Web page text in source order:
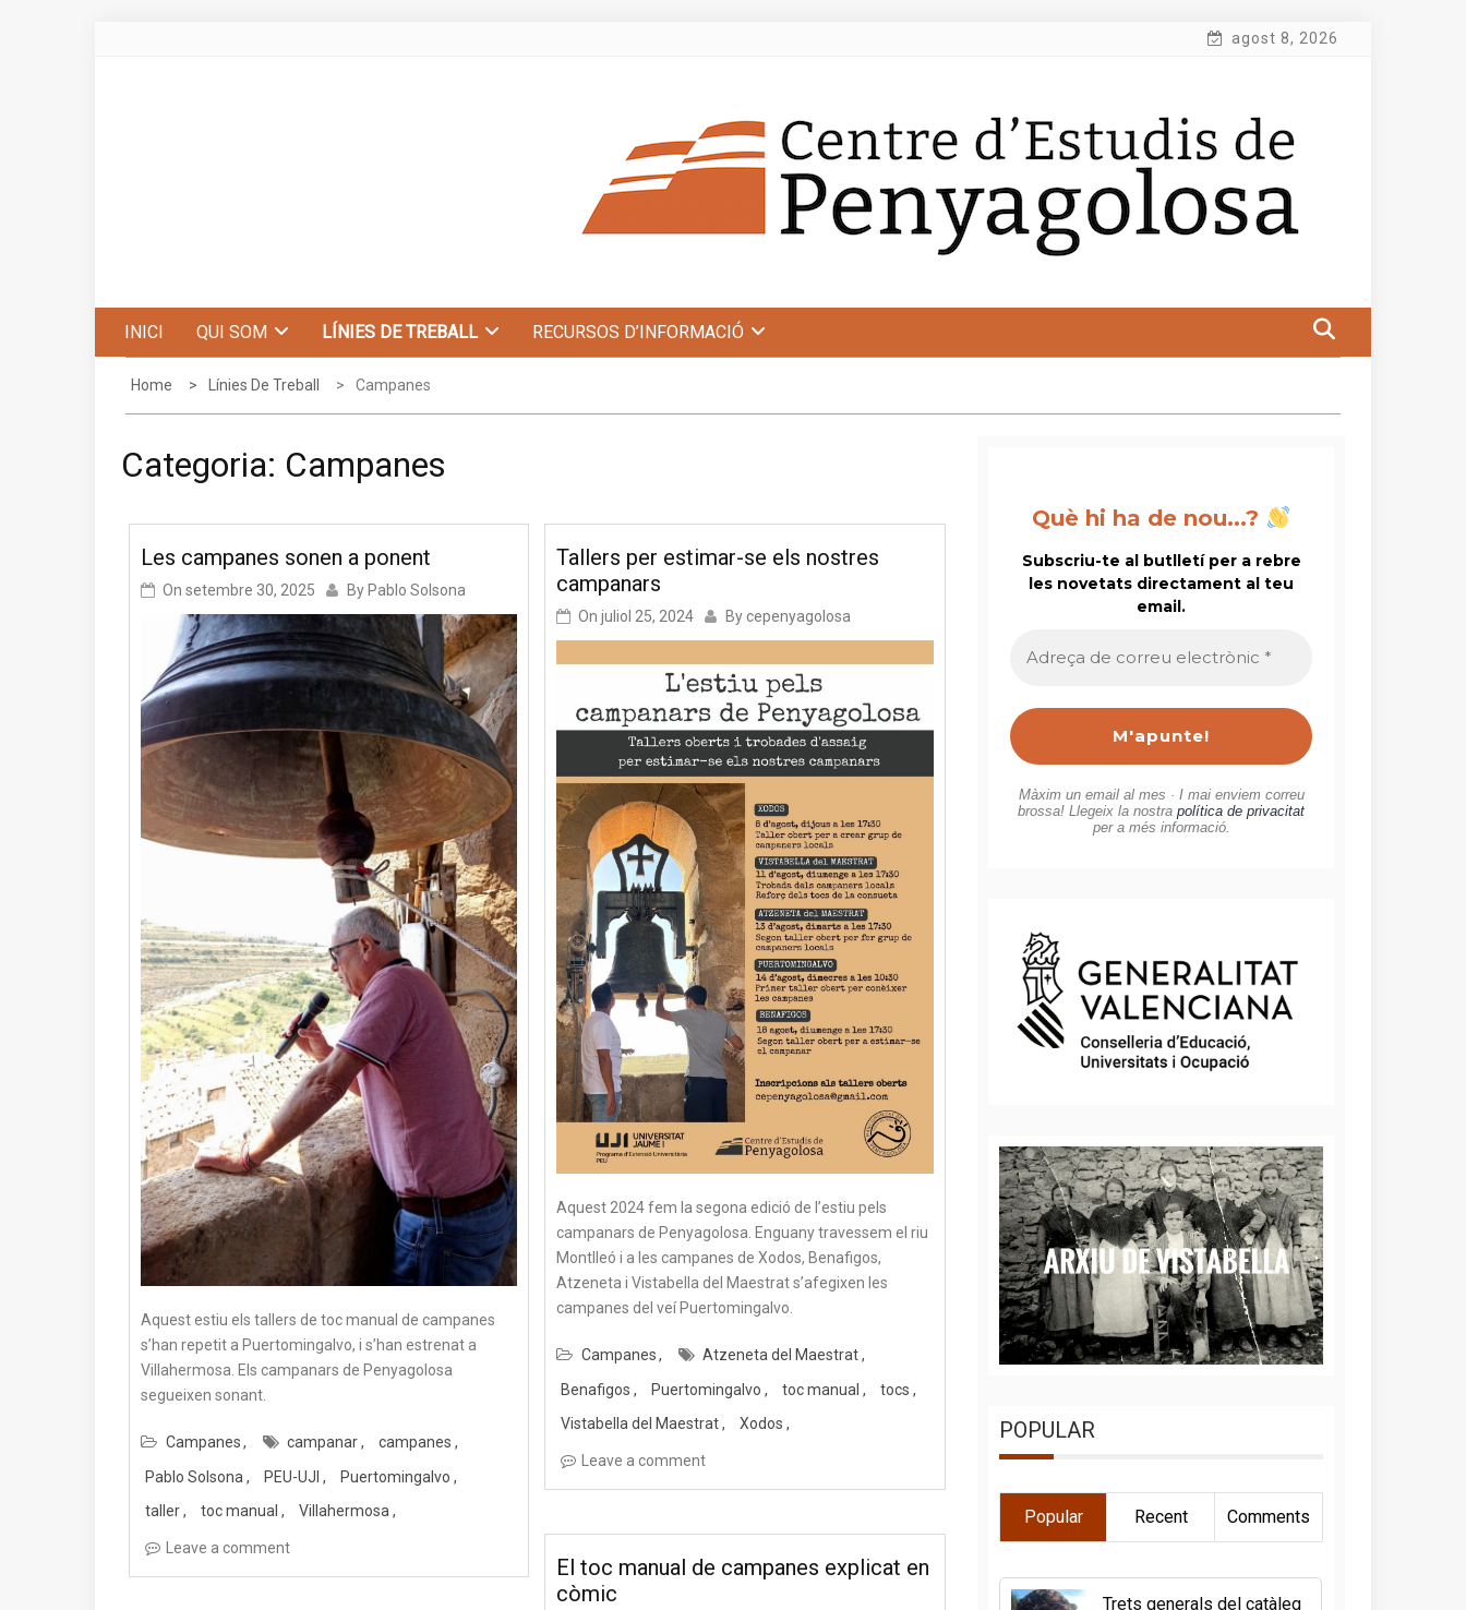
agost 8, 2026
INICI QUI SOM LÍNIES DE TREBALL RECURSOS D’INFORMACIÓ
Home Línies De Treball Campanes
Categoria: Campanes
Les campanes sonen a ponent
On setembre 30, 2025 By Pablo Solsona
Aquest estiu els tallers de toc manual de campanes
s’han repetit a Puertomingalvo, i s’han estrenat a
Villahermosa. Els campanars de Penyagolosa
segueixen sonant.
Campanes campanar
campanes
Pablo Solsona
PEU-UJI
Puertomingalvo
taller
toc manual Villahermosa
Leave a comment
Tallers per estimar-se els nostres
campanars
Onjuliol 25, 2024 By cepenyagolosa
Aquest 2024 fem la segona edició de l’estiu pels
campanars de Penyagolosa. Enguany travessem el riu
Montlleó i a les campanes de Xodos, Benafigos,
Atzeneta i Vistabella del Maestrat s’afegixen les
campanes del veí Puertomingalvo.
Campanes
Atzeneta del Maestrat
Benafigos
Puertomingalvo toc manual
tocs
Vistabella del Maestrat
Xodos
Leave a comment
El toc manual de campanes explicat en
còmic
Què hi ha de nou...?
Subscriu-te al butlletí per a rebre
les novetats directament al teu
email.
de
*
Màxim un email al mes · I mai enviem correu
brossa! Llegeix la nostrapolítica de privacitat
per a més informació.
POPULAR
Popular Recent Comments
Trets generals del catàleg